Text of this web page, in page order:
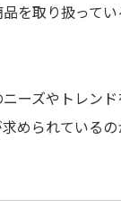
を取り扱って
ーズやトレンド
められている